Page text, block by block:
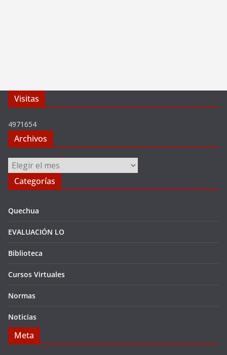
Visitas
4971654
Archivos
Archivos
Categorías
Quechua
EVALUACIÓN LO
Biblioteca
Cursos Virtuales
Normas
Noticias
Meta